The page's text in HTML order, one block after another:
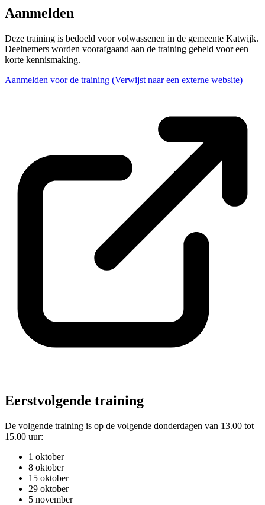
Aanmelden
Deze training is bedoeld voor volwassenen in de gemeente Katwijk.
Deelnemers worden voorafgaand aan de training gebeld voor een
korte kennismaking.
Aanmelden voor de training (Verwijst naar een externe website)
Eerstvolgende training
De volgende training is op de volgende donderdagen van 13.00 tot
15.00 uur:
1 oktober
8 oktober
15 oktober
29 oktober
5 november